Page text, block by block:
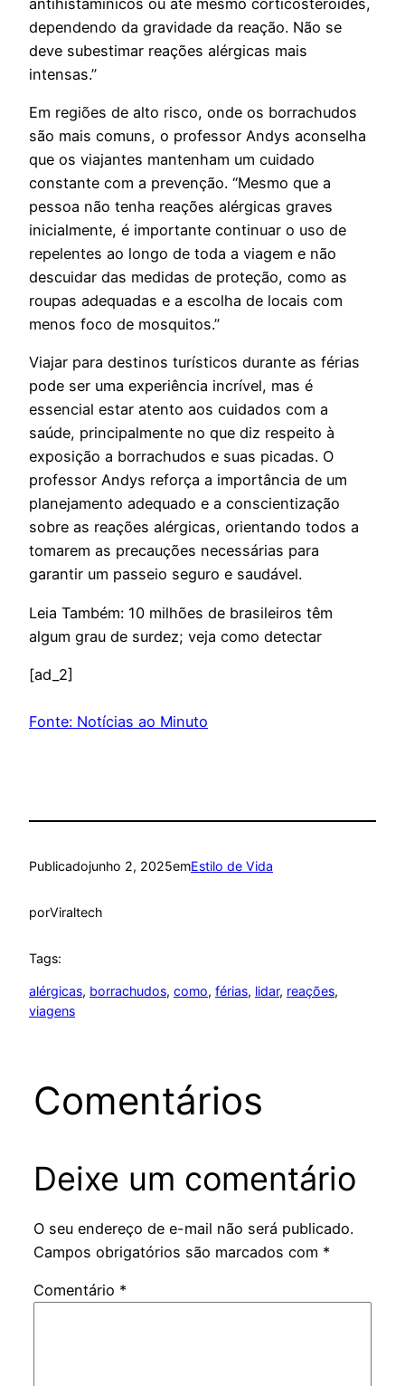
dependendo da gravidade da reação. Não se
deve subestimar reações alérgicas mais
intensas.”
Em regiões de alto risco, onde os borrachudos
são mais comuns, o professor Andys aconselha
que os viajantes mantenham um cuidado
constante com a prevenção. “Mesmo que a
pessoa não tenha reações alérgicas graves
inicialmente, é importante continuar o uso de
repelentes ao longo de toda a viagem e não
descuidar das medidas de proteção, como as
roupas adequadas e a escolha de locais com
menos foco de mosquitos.”
Viajar para destinos turísticos durante as férias
pode ser uma experiência incrível, mas é
essencial estar atento aos cuidados com a
saúde, principalmente no que diz respeito à
exposição a borrachudos e suas picadas. O
professor Andys reforça a importância de um
planejamento adequado e a conscientização
sobre as reações alérgicas, orientando todos a
tomarem as precauções necessárias para
garantir um passeio seguro e saudável.
Leia Também: 10 milhões de brasileiros têm
algum grau de surdez; veja como detectar
[ad_2]
Fonte: Notícias ao Minuto
Publicadojunho 2, 2025emEstilo de Vida
porViraltech
Tags:
alérgicas, borrachudos, como, férias, lidar, reações
viagens
Comentários
Deixe um comentário
O seu endereço de e-mail não será publicado.
Campos obrigatórios são marcados com *
Comentário *